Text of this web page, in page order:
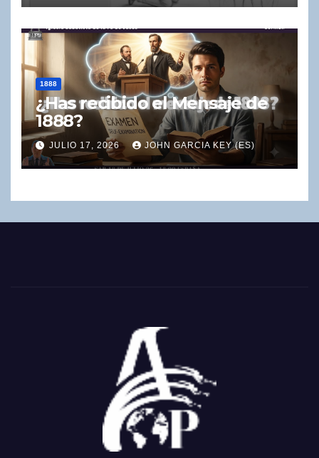
1888
¿Has recibido el Mensaje de
1888?
JULIO 17, 2026 JOHN GARCIA KEY (ES)